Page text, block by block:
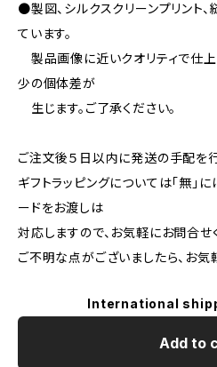
●製図、シルクスクリーンプリント
ています。
製品画像に近いクオリティで仕
少の個体差が
生じます。ご了承ください。
ご注文後５日以内に発送の手配を行
ギフトラッピングについては「無」
ードをお渡しは
対応しますので、お気軽にお問合せ
ご不明な点がございましたら、お
International
Add to